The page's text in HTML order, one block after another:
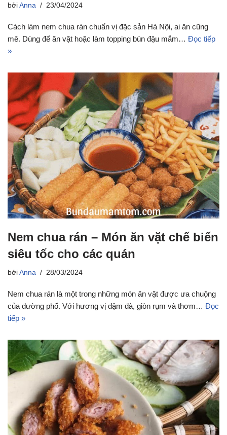
bởi Anna 23/04/2024
Cách làm nem chua rán chuẩn vị đặc sản Hà Nội, ai ăn cũng
mê. Dùng để ăn vặt hoặc làm topping bún đậu mắm… Đọc tiếp
»
Nem chua rán – Món ăn vặt chế biến
siêu tốc cho các quán
bởi Anna 28/03/2024
Nem chua rán là một trong những món ăn vặt được ưa chuộng
của đường phố. Với hương vị đậm đà, giòn rụm và thơm… Đọc
tiếp »